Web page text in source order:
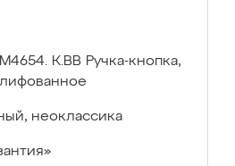
К.ВВ Ручка-кнопка,
неоклассика